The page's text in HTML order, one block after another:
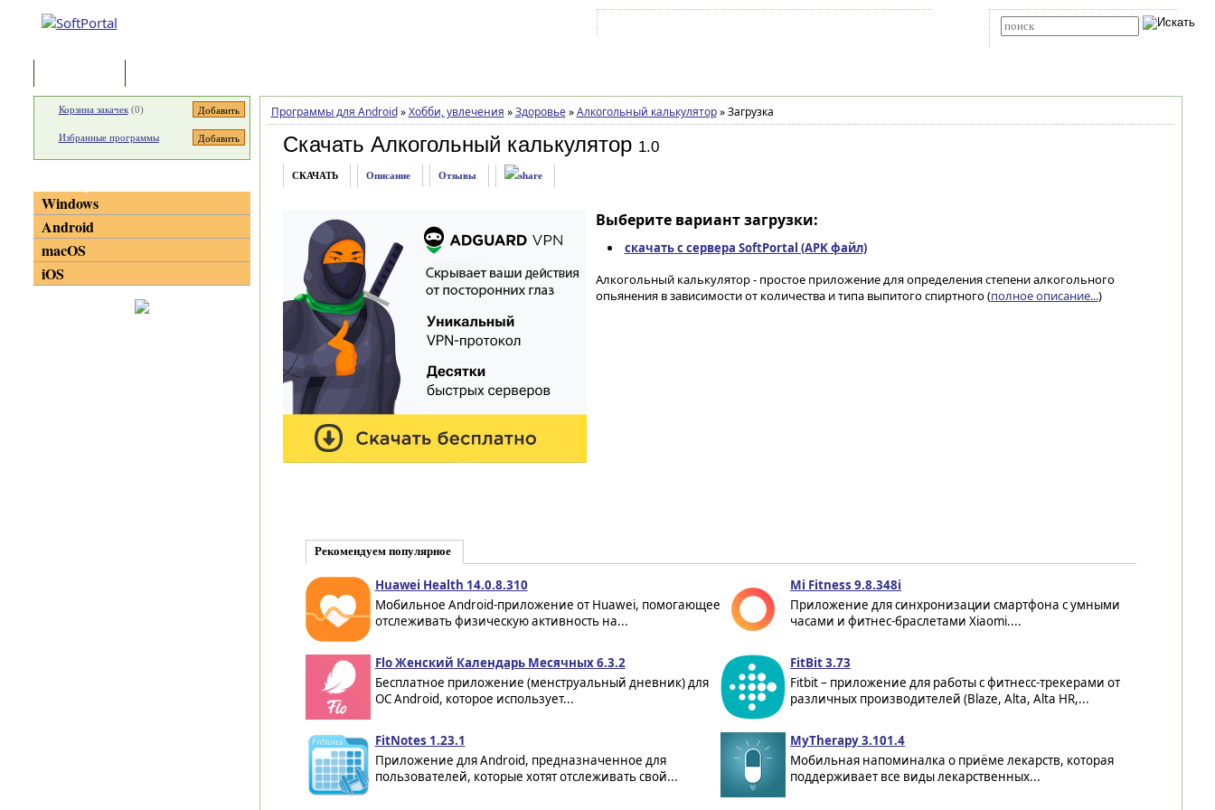
Программы для Android » Хобби, увлечения » Здоровье » Алкогольный калькулятор »Загрузка
Скачать Алкогольный калькулятор 1.0
СКАЧАТЬ Описание Отзывы
Выберите вариант загрузки:
скачать с сервера SoftPortal (APK файл)
Алкогольный калькулятор - простое приложение для определения степени алкогольного
опьянения в зависимости от количества и типа выпитого спиртного (полное описание...)
Рекомендуем популярное
Huawei Health 14.0.8.310
Мобильное Android-приложение от Huawei, помогающее
отслеживать физическую активность на...
Mi Fitness 9.8.348i
Приложение для синхронизации смартфона с умными
часами и фитнес-браслетами Xiaomi....
Flo Женский Календарь Месячных 6.3.2
Бесплатное приложение (менструальный дневник) для
ОС Android, которое использует...
FitBit 3.73
Fitbit – приложение для работы с фитнесс-трекерами от
различных производителей (Blaze, Alta, Alta HR,...
FitNotes 1.23.1
Приложение для Android, предназначенное для
пользователей, которые хотят отслеживать свой...
MyTherapy 3.101.4
Мобильная напоминалка о приёме лекарств, которая
поддерживает все виды лекарственных...
Корзина закачек(0)
Избранные программы
Windows
Android
macOS
iOS